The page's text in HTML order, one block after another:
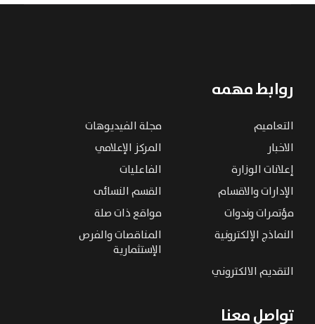
روابط مهمه
التعاميم
مجلة الفيديوهات
الاخبار
المركز الإعلامي
إعلانات الوزارة
الفاعليات
الإدارات والاقسام
القسم النسائى
مؤتمرات وندوات
مواقع ذات صلة
النماذج الإلكترونية
المناقصات والفرص
الإستثمارية
التقديم الالكتروني
تواصل معنا